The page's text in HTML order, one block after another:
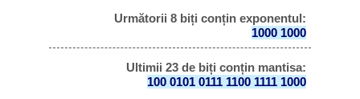
Următorii 8 biți conțin exponentul:
1000 1000
Ultimii 23 de biți conțin mantisa:
100 0101 0111 1100 1111 1000